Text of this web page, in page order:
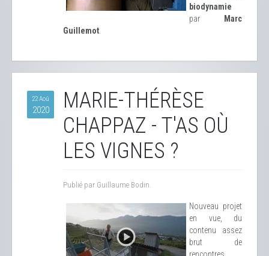
biodynamie
par
Marc
Guillemot
22 Aoû
2020
MARIE-THÉRÈSE
CHAPPAZ - T'AS OÙ
LES VIGNES ?
Publié par Guillaume Bodin.
Nouveau projet
en vue, du
contenu assez
brut de